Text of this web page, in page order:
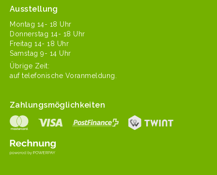
Ausstellung
Mon­tag 14- 18 Uhr
Don­ner­stag 14- 18 Uhr
Fre­itag 14- 18 Uhr
Sam­stag 9- 14 Uhr
Übrige Zeit:
auf tele­fonis­che Voranmeldung.
Zahlungsmöglichkeiten